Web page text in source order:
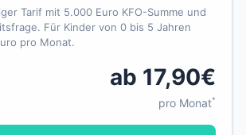
Tarif mit 5.000 Euro KFO-Summe und
Für Kinder von 0 bis 5 Jahren
pro Monat.
ab 17,90€
pro Monat*